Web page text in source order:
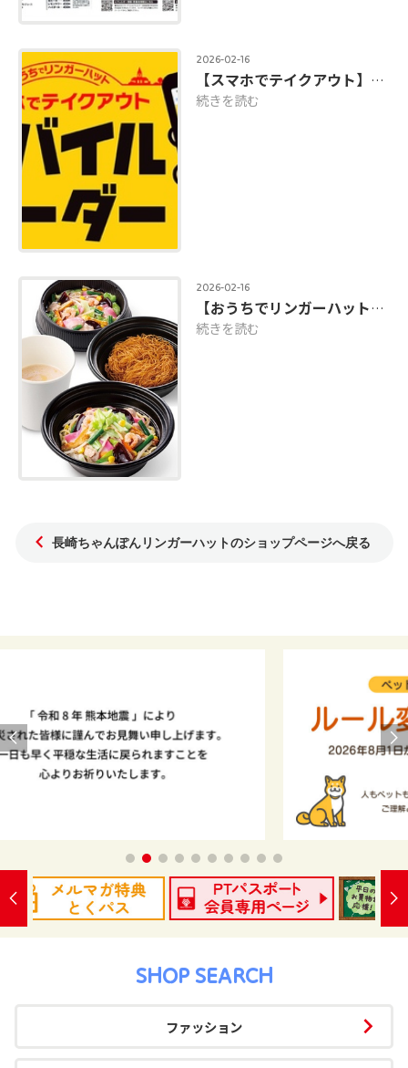
2026-02-16
【スマホでテイクアウト】モバイルオーダーが便利です！
続きを読む
2026-02-16
【おうちでリンガーハット】テイクアウトできます！買い物ついでにどうぞ！
続きを読む
長崎ちゃんぽんリンガーハットのショップページへ戻る
SHOP SEARCH
ファッション